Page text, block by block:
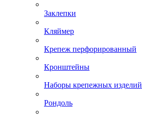
Заклепки
Кляймер
Крепеж перфорированный
Кронштейны
Наборы крепежных изделий
Рондоль